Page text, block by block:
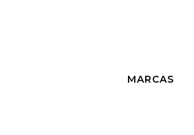
MARCAS